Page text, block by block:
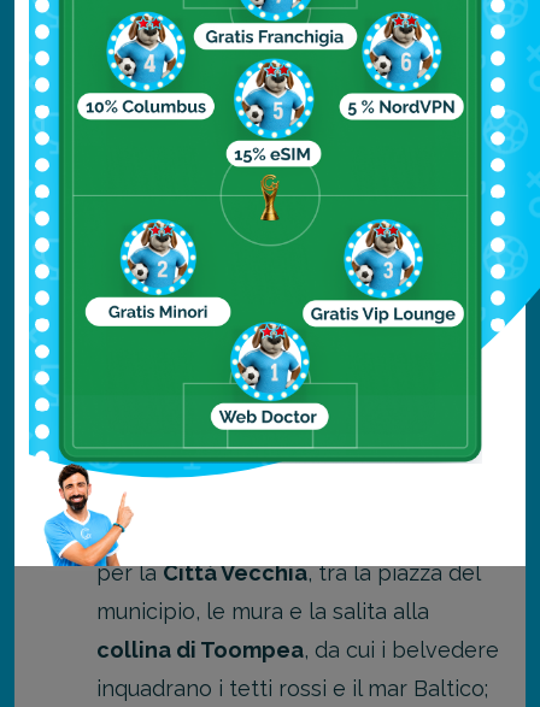
Mete low cost Grecia: 5 isole economiche
per l’estate
”.
Tallinn, il Medioevo del
Baltico
La capitale dell’Estonia
sembra uscita da un
libro illustrato: uno dei centri storici
medievali meglio conservati d’Europa, fatto
di mura, torri gotiche e vicoli racchiusi in un
perimetro compatto, ideale per un weekend
lungo.
Perché visitarla:
per laCittà Vecchia, tra la piazza del
municipio, le mura e la salita alla
collina di Toompea, da cui i belvedere
inquadrano i tetti rossi e il mar Baltico;